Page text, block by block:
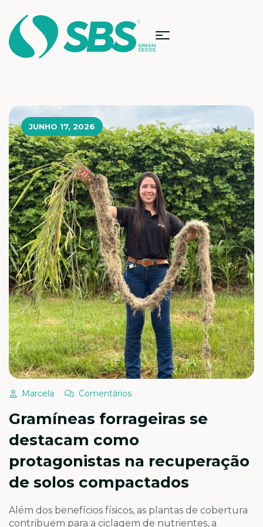
JUNHO 17, 2026
Marcela Comentários
Gramíneas forrageiras se
destacam como
protagonistas na recuperação
de solos compactados
Além dos benefícios físicos, as plantas de cobertura
contribuem para a ciclagem de nutrientes, a